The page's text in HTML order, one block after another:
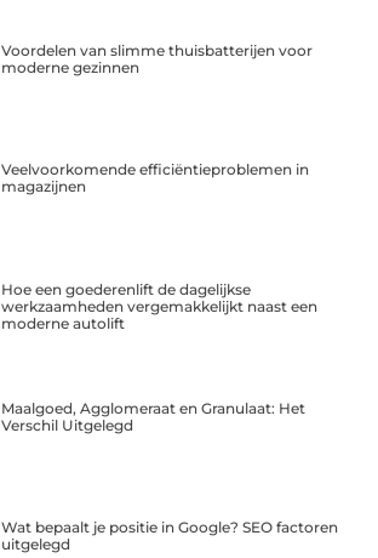
Voordelen van slimme thuisbatterijen voor
moderne gezinnen
Veelvoorkomende efficiëntieproblemen in
magazijnen
Hoe een goederenlift de dagelijkse
werkzaamheden vergemakkelijkt naast een
moderne autolift
Maalgoed, Agglomeraat en Granulaat: Het
Verschil Uitgelegd
Wat bepaalt je positie in Google? SEO factoren
uitgelegd